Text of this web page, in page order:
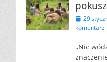
29
komentarz
„Nie